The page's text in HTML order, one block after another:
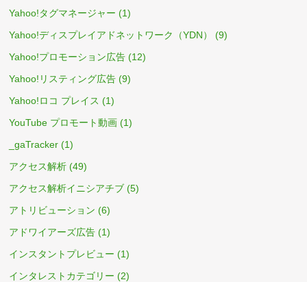
Yahoo!タグマネージャー (1)
Yahoo!ディスプレイアドネットワーク（YDN）
(9)
Yahoo!プロモーション広告 (12)
Yahoo!リスティング広告 (9)
Yahoo!ロコ プレイス (1)
YouTube プロモート動画 (1)
_gaTracker (1)
アクセス解析 (49)
アクセス解析イニシアチブ (5)
アトリビューション (6)
アドワイアーズ広告 (1)
インスタントプレビュー (1)
インタレストカテゴリー (2)